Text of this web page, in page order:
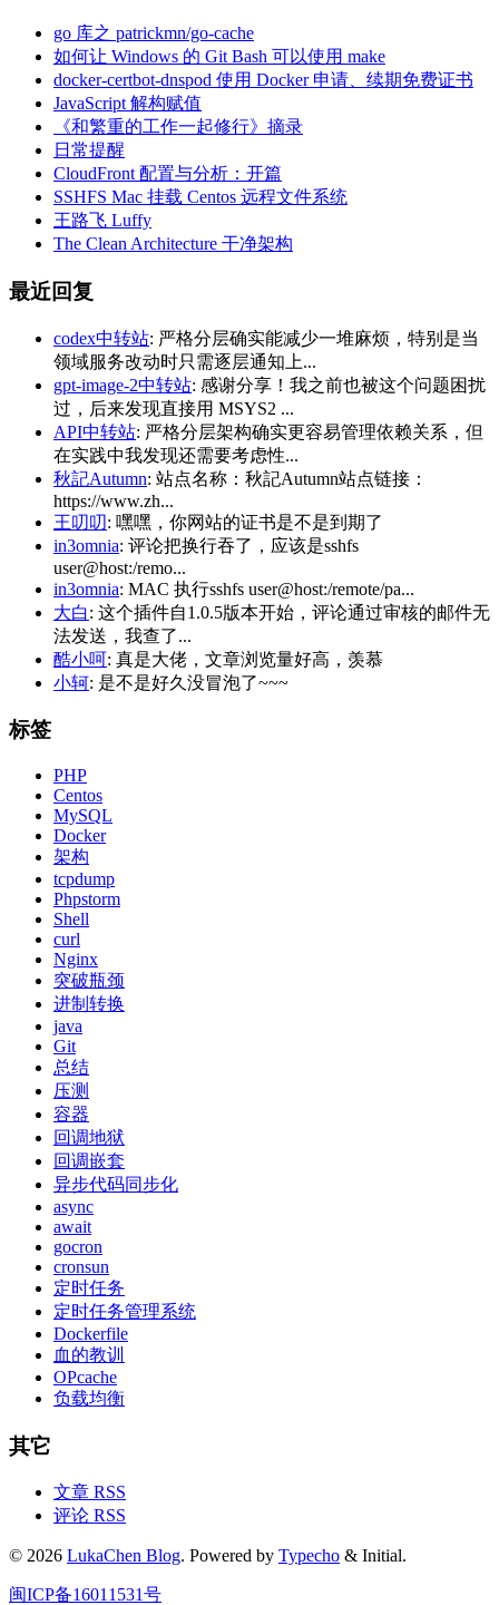
go 库之 patrickmn/go-cache
如何让 Windows 的 Git Bash 可以使用 make
docker-certbot-dnspod 使用 Docker 申请、续期免费证书
JavaScript 解构赋值
《和繁重的工作一起修行》摘录
日常提醒
CloudFront 配置与分析：开篇
SSHFS Mac 挂载 Centos 远程文件系统
王路飞 Luffy
The Clean Architecture 干净架构
最近回复
codex中转站: 严格分层确实能减少一堆麻烦，特别是当
领域服务改动时只需逐层通知上...
gpt-image-2中转站: 感谢分享！我之前也被这个问题困扰
过，后来发现直接用 MSYS2 ...
API中转站: 严格分层架构确实更容易管理依赖关系，但
在实践中我发现还需要考虑性...
秋記Autumn: 站点名称：秋記Autumn站点链接：
https://www.zh...
王叨叨: 嘿嘿，你网站的证书是不是到期了
in3omnia: 评论把换行吞了，应该是sshfs
user@host:/remo...
in3omnia: MAC 执行sshfs user@host:/remote/pa...
大白: 这个插件自1.0.5版本开始，评论通过审核的邮件无
法发送，我查了...
酷小呵: 真是大佬，文章浏览量好高，羡慕
小轲: 是不是好久没冒泡了~~~
标签
PHP
Centos
MySQL
Docker
架构
tcpdump
Phpstorm
Shell
curl
Nginx
突破瓶颈
进制转换
java
Git
总结
压测
容器
回调地狱
回调嵌套
异步代码同步化
async
await
gocron
cronsun
定时任务
定时任务管理系统
Dockerfile
血的教训
OPcache
负载均衡
其它
文章 RSS
评论 RSS
© 2026 LukaChen Blog. Powered by Typecho & Initial.
闽ICP备16011531号